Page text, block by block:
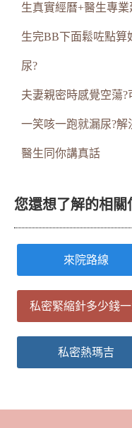
生真實經曆+醫生專業
生完BB下面鬆咗點算
尿?
夫妻親密時感覺空蕩
一笑咳一跑就漏尿?
醫生同你講真話
您還想了解的相關
來院路線
私密緊縮針多少錢
私密熱瑪吉